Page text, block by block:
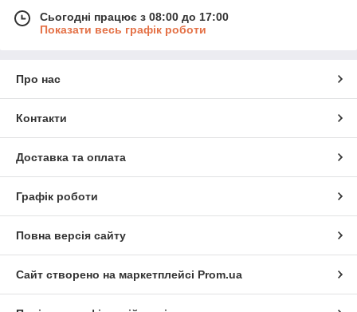
Сьогодні працює з 08:00 до 17:00
Показати весь графік роботи
Про нас
Контакти
Доставка та оплата
Графік роботи
Повна версія сайту
Сайт створено на маркетплейсі Prom.ua